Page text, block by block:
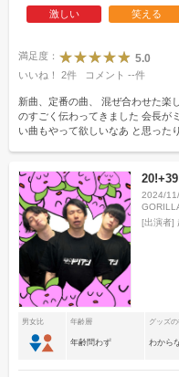
激しい 笑える
満足度： 5.0
いいね！ 2件 コメント --件
新曲、定番の曲、 混ぜ合わせた楽
のすごく伝わってきました 会長が
い曲もやって欲しいなあ と思った
2024/
[出演者]
男女比 年齢層 グッズ
年齢問わず わから